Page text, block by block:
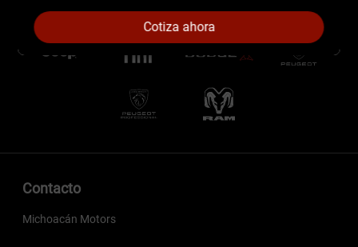
Contacto
Michoacán Motors
Cotiza ahora